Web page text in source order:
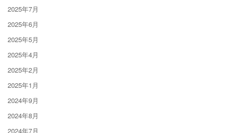
2025年7月
2025年6月
2025年5月
2025年4月
2025年2月
2025年1月
2024年9月
2024年8月
2024年7月